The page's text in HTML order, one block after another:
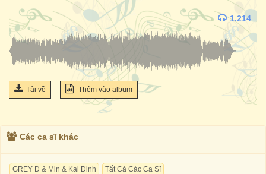
1.214
Tải về Thêm vào album
Các ca sĩ khác
GREY D & Min & Kai Đinh Tất Cả Các Ca Sĩ